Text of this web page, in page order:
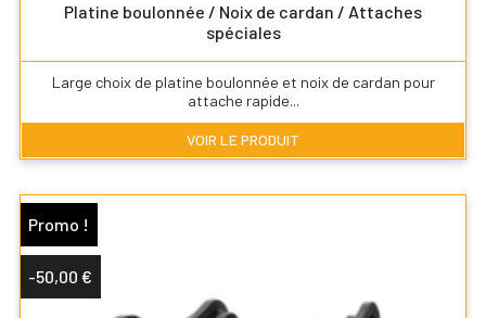
Platine boulonnée / Noix de cardan / Attaches
spéciales
Large choix de platine boulonnée et noix de cardan pour
attache rapide...
VOIR LE PRODUIT
Promo !
-50,00 €